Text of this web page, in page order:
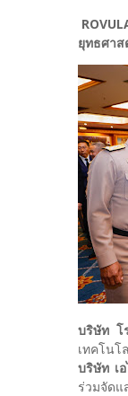
ยุทธศาส
บริษัท โ
เทคโน
บริษัท เ
ร่วมจัดแ